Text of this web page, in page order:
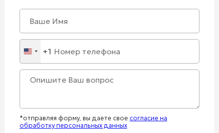
United
States
+1
+1
*отправляя форму, вы даете свое согласие на
обработку персональных данных